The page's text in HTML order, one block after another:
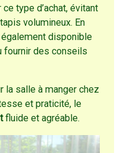
type d’achat, évitant
volumineux. En
disponible
des conseils
la salle à manger chez
et praticité, le
fluide et agréable.